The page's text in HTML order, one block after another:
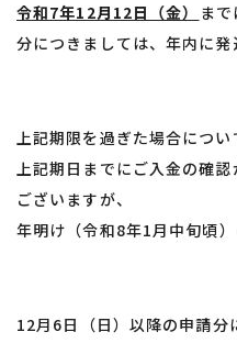
令和7年12月12日（金）
ま
分につきましては、年内に発
上記期限を過ぎた場合につい
上記期日までにご入金の確
ございますが、
年明け（令和8年1月中旬頃
12月6日（日）以降の申請分